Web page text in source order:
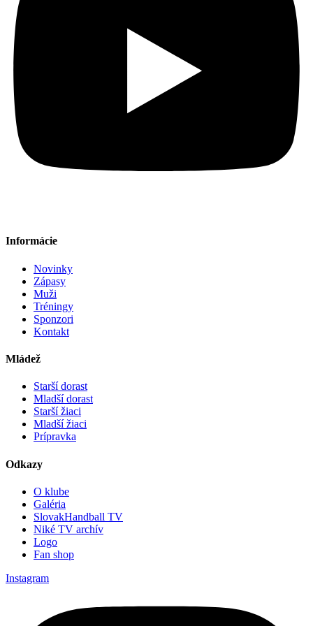
Informácie
Novinky
Zápasy
Muži
Tréningy
Sponzori
Kontakt
Mládež
Starší dorast
Mladší dorast
Starší žiaci
Mladší žiaci
Prípravka
Odkazy
O klube
Galéria
SlovakHandball TV
Niké TV archív
Logo
Fan shop
Instagram